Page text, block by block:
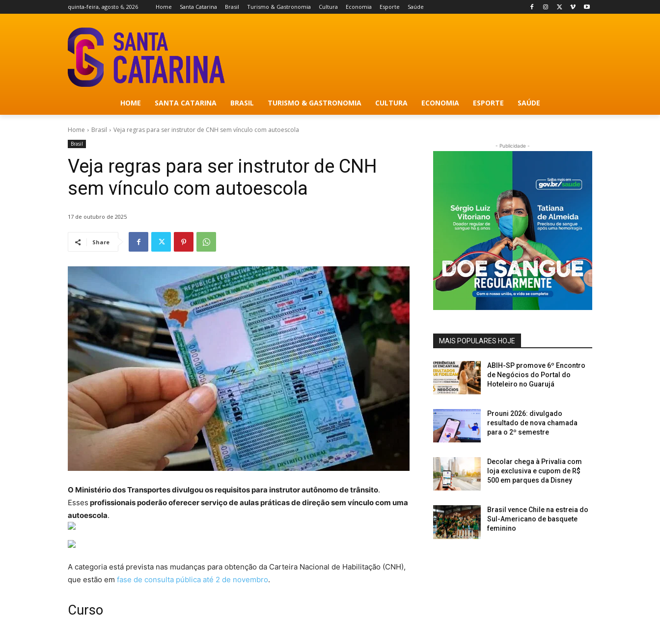
quinta-feira, agosto 6, 2026 Home Santa Catarina Brasil Turismo & Gastronomia Cultura Economia Esporte Saúde
HOME SANTA CATARINA BRASIL TURISMO & GASTRONOMIA CULTURA ECONOMIA ESPORTE SAÚDE
Home Brasil Veja regras para ser instrutor de CNH sem vínculo com autoescola
Brasil
Veja regras para ser instrutor de CNH
sem vínculo com autoescola
17 de outubro de 2025
Share
O Ministério dos Transportes divulgou os requisitos para instrutor autônomo de trânsito.
Esses profissionais poderão oferecer serviço de aulas práticas de direção sem vínculo com uma
autoescola.
A categoria está prevista nas mudanças para obtenção da Carteira Nacional de Habilitação (CNH),
que estão em fase de consulta pública até 2 de novembro.
Curso
- Publicidade -
MAIS POPULARES HOJE
ABIH-SP promove 6º Encontro
de Negócios do Portal do
Hoteleiro no Guarujá
Prouni 2026: divulgado
resultado de nova chamada
para o 2º semestre
Decolar chega à Privalia com
loja exclusiva e cupom de R$
500 em parques da Disney
Brasil vence Chile na estreia do
Sul-Americano de basquete
feminino